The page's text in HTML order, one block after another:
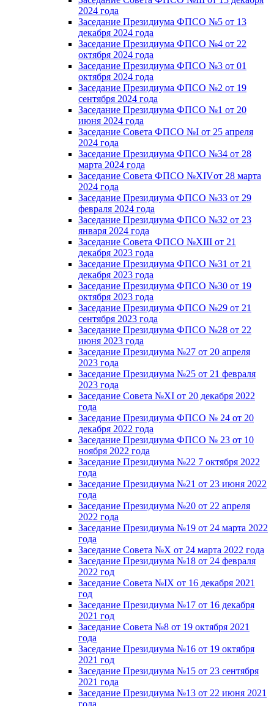
2024 года
Заседание Президиума ФПСО №5 от 13
декабря 2024 года
Заседание Президиума ФПСО №4 от 22
октября 2024 года
Заседание Президиума ФПСО №3 от 01
октября 2024 года
Заседание Президиума ФПСО №2 от 19
сентября 2024 года
Заседание Президиума ФПСО №1 от 20
июня 2024 года
Заседание Совета ФПСО №I от 25 апреля
2024 года
Заседание Президиума ФПСО №34 от 28
марта 2024 года
Заседание Совета ФПСО №XIVот 28 марта
2024 года
Заседание Президиума ФПСО №33 от 29
февраля 2024 года
Заседание Президиума ФПСО №32 от 23
января 2024 года
Заседание Совета ФПСО №XIII от 21
декабря 2023 года
Заседание Президиума ФПСО №31 от 21
декабря 2023 года
Заседание Президиума ФПСО №30 от 19
октября 2023 года
Заседание Президиума ФПСО №29 от 21
сентября 2023 года
Заседание Президиума ФПСО №28 от 22
июня 2023 года
Заседание Президиума №27 от 20 апреля
2023 года
Заседание Президиума №25 от 21 февраля
2023 года
Заседание Совета №XI от 20 декабря 2022
года
Заседание Президиума ФПСО № 24 от 20
декабря 2022 года
Заседание Президиума ФПСО № 23 от 10
ноября 2022 года
Заседание Президиума №22 7 октября 2022
года
Заседание Президиума №21 от 23 июня 2022
года
Заседание Президиума №20 от 22 апреля
2022 года
Заседание Президиума №19 от 24 марта 2022
года
Заседание Совета №X от 24 марта 2022 года
Заседание Президиума №18 от 24 февраля
2022 год
Заседание Совета №IX от 16 декабря 2021
год
Заседание Президиума №17 от 16 декабря
2021 год
Заседание Совета №8 от 19 октября 2021
года
Заседание Президиума №16 от 19 октября
2021 год
Заседание Президиума №15 от 23 сентября
2021 года
Заседание Президиума №13 от 22 июня 2021
года